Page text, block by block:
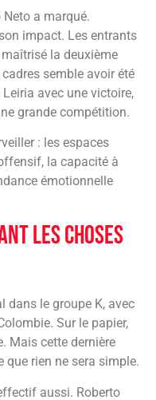
a marqué.
impact. Les entrants
la deuxième
semble avoir été
Leiria avec une victoire,
grande compétition.
: les espaces
la capacité à
émotionnelle
les choses
dans le groupe K, avec
Sur le papier,
Mais cette dernière
que rien ne sera simple.
aussi. Roberto